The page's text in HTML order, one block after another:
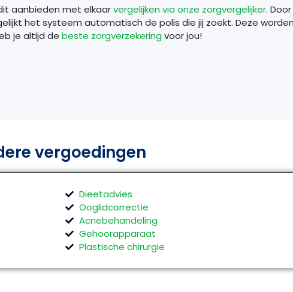
aanbieden met elkaarvergelijken via onze zorgvergelijker.
het systeem automatisch de polis die jij zoekt. Deze
je altijd de beste zorgverzekering voor jou!
vergoedingen
Dieetadvies
Ooglidcorrectie
Acnebehandeling
Gehoorapparaat
Plastische chirurgie